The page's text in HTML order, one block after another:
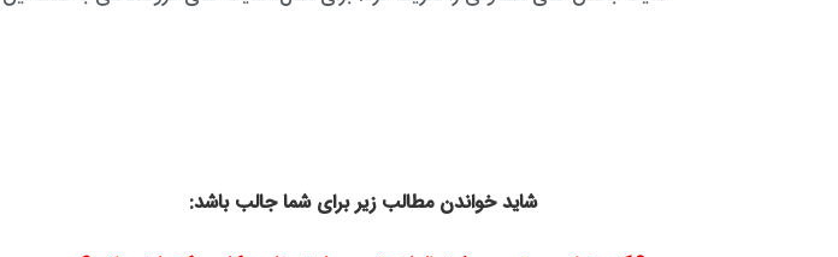
شاید خواندن مطالب زیر برای شما جالب باشد: